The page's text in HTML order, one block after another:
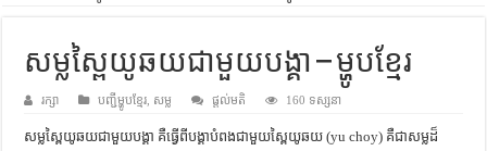
ទំលៀមទម្លាប់ប្រពៃណីជនជាតិចិន – សៀវភៅចំណេះដឹងទូទៅ
ដើមកំណើតអង្គរ – សៀវភៅចំណេះដឹងទូទៅ
ដើមកំណើតជនជាតិខ្មែរ – អត្ថបទស្រាវជ្រាវ
សម្លស្ពៃយូឆយជាមួយបង្គា – ម្ហូបខ្មែរ
រក្សា បញ្ជីម្ហូបខ្មែរ សម្ល ផ្តល់មតិ 160 ទស្សនា
សម្លស្ពៃយូឆយជាមួយបង្គា គឺធ្វើពីបង្គាបំពងជាមួយស្ពៃយូឆយ (yu choy) គឺជាសម្លដ៏